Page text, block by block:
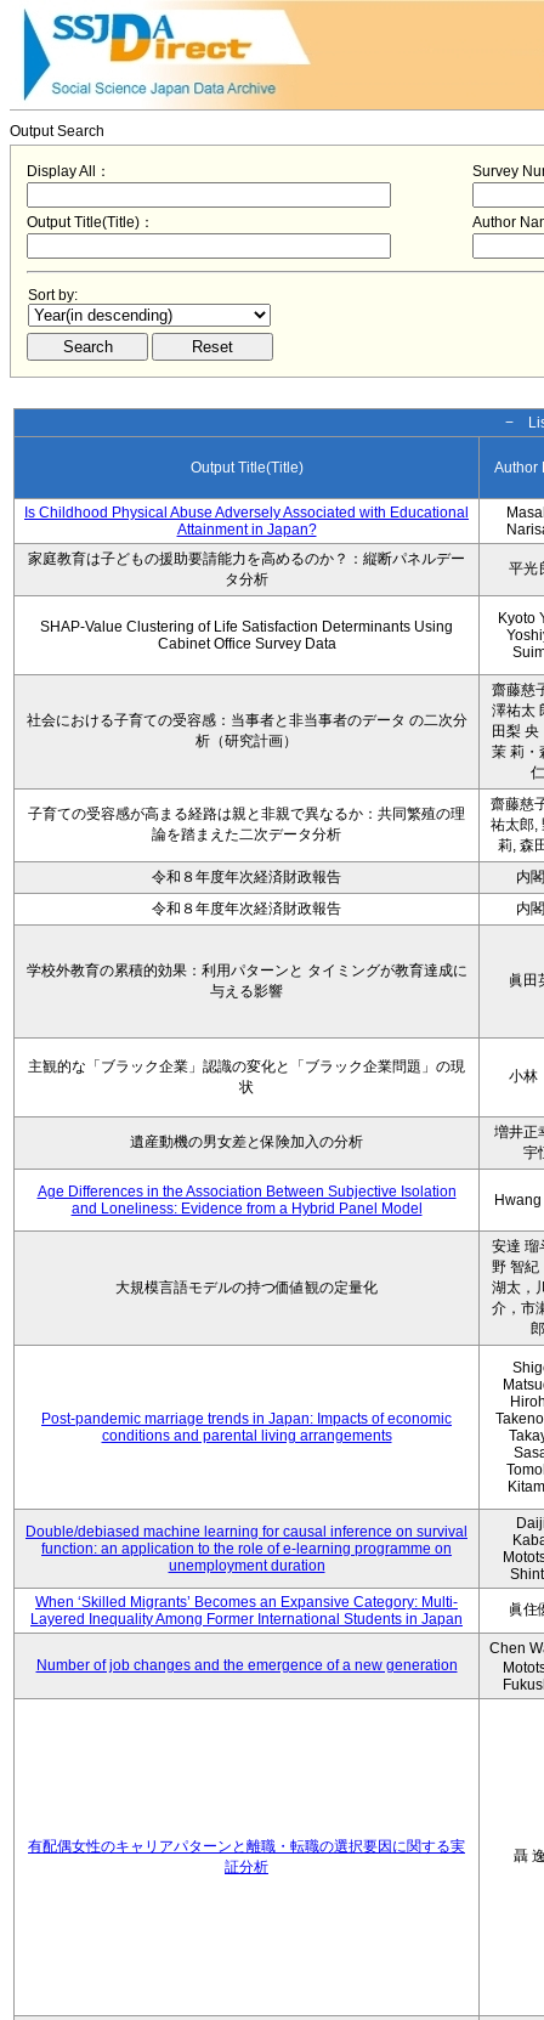
Output Search
Display All： Survey
Output Title(Title)： Author
Sort by:
−
Output Title(Title) Author
Is Childhood Physical Abuse Adversely Associated with Educational
Attainment in Japan?
家庭教育は子どもの援助要請能力を高めるのか？：縦断パネルデー
タ分析
平光
SHAP-Value Clustering of Life Satisfaction Determinants Using
Cabinet Office Survey Data
Kyoto
社会における子育ての受容感：当事者と非当事者のデータ の二次分
析（研究計画）
齋藤慈
澤祐太
田梨 央
茉 莉・
仁
子育ての受容感が高まる経路は親と非親で異なるか：共同繁殖の理
論を踏まえた二次データ分析
齋藤慈
祐太郎,
莉, 森
令和８年度年次経済財政報告
内
令和８年度年次経済財政報告
内
学校外教育の累積的効果：利用パターンと タイミングが教育達成に
与える影響
眞田
主観的な「ブラック企業」認識の変化と「ブラック企業問題」の現
状
小
遺産動機の男女差と保険加入の分析
増井正
宇
Age Differences in the Association Between Subjective Isolation
and Loneliness: Evidence from a Hybrid Panel Model
大規模言語モデルの持つ価値観の定量化
安達 瑠
野 智紀
湖太，
介，市
郎
Post-pandemic marriage trends in Japan: Impacts of economic
conditions and parental living arrangements
Double/debiased machine learning for causal inference on survival
function: an application to the role of e-learning programme on
unemployment duration
When ‘Skilled Migrants’ Becomes an Expansive Category: Multi-
Layered Inequality Among Former International Students in Japan
眞住
Number of job changes and the emergence of a new generation
Chen
有配偶女性のキャリアパターンと離職・転職の選択要因に関する実
証分析
聶